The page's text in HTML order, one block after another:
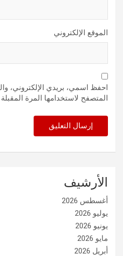
الموقع الإلكتروني
احفظ اسمي، بريدي الإلكتروني،
المتصفح لاستخدامها المرة
الأرشيف
أغسطس 2026
يوليو 2026
يونيو 2026
مايو 2026
أبريل 2026